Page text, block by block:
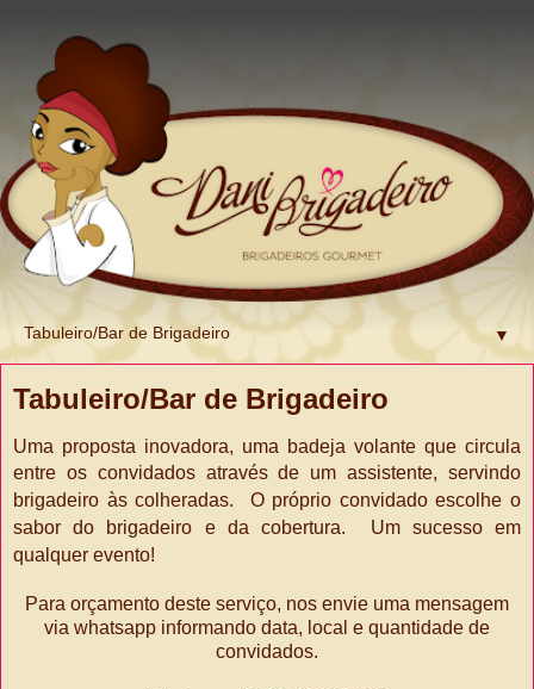
▼
Tabuleiro/Bar de Brigadeiro
Uma proposta inovadora, uma badeja volante que circula
entre os convidados através de um assistente, servindo
brigadeiro às colheradas. O próprio convidado escolhe o
sabor do brigadeiro e da cobertura. Um sucesso em
qualquer evento!
Para orçamento deste serviço, nos envie uma mensagem
via whatsapp informando data, local e quantidade de
convidados.